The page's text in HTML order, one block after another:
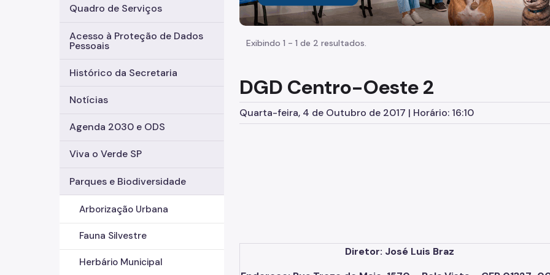
Quadro de Serviços
Acesso à Proteção de Dados
Pessoais
Histórico da Secretaria
Notícias
Agenda 2030 e ODS
Viva o Verde SP
Parques e Biodiversidade
Arborização Urbana
Fauna Silvestre
Herbário Municipal
Exibindo 1 - 1 de 2 resultados.
DGD Centro-Oeste 2
Quarta-feira, 4 de Outubro de 2017 | Horário: 16:10
Diretor: José Luis Braz